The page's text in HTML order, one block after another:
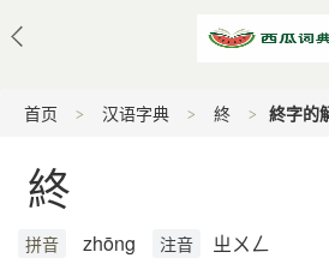
首页 汉语字典 終 終字的
終
拼音 zhōng 注音 ㄓㄨㄥ